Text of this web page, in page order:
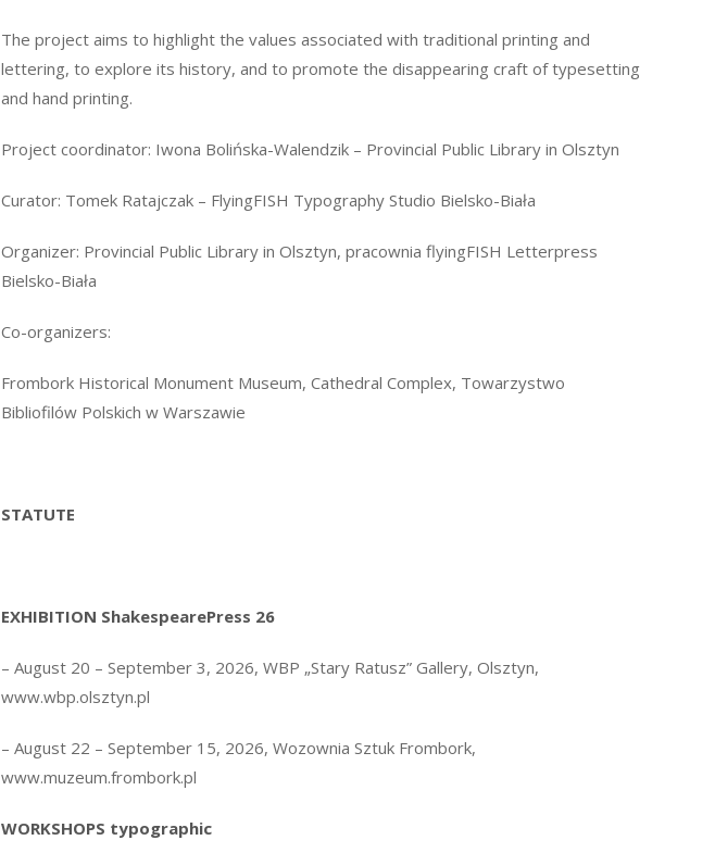
The project aims to highlight the values ​​associated with traditional printing and
lettering, to explore its history, and to promote the disappearing craft of typesetting
and hand printing.
Project coordinator: Iwona Bolińska-Walendzik – Provincial Public Library in Olsztyn
Curator: Tomek Ratajczak – FlyingFISH Typography Studio Bielsko-Biała
Organizer: Provincial Public Library in Olsztyn, pracownia flyingFISH Letterpress
Bielsko-Biała
Co-organizers:
Frombork Historical Monument Museum, Cathedral Complex, Towarzystwo
Bibliofilów Polskich w Warszawie
STATUTE
EXHIBITION ShakespearePress 26
– August 20 – September 3, 2026, WBP „Stary Ratusz” Gallery, Olsztyn,
www.wbp.olsztyn.pl
– August 22 – September 15, 2026, Wozownia Sztuk Frombork,
www.muzeum.frombork.pl
WORKSHOPS typographic